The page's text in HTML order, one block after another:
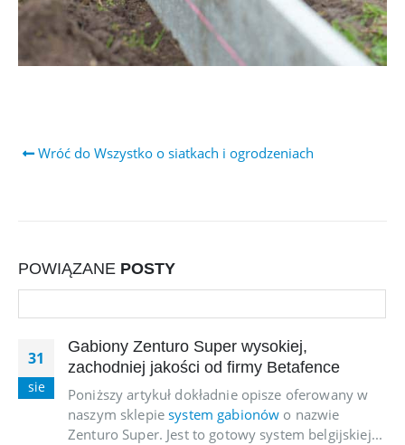
Wróć do Wszystko o siatkach i ogrodzeniach
POWIĄZANE POSTY
31
sie
Gabiony Zenturo Super wysokiej,
zachodniej jakości od firmy Betafence
Poniższy artykuł dokładnie opisze oferowany w
naszym sklepiesystem gabionów o nazwie
Zenturo Super. Jest to gotowy system belgijskiej...